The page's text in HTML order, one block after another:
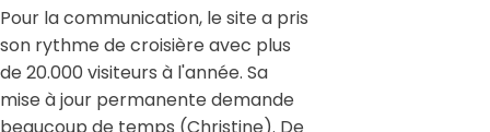
Pour la communication, le site a pris
son rythme de croisière avec plus
de 20.000 visiteurs à l'année. Sa
mise à jour permanente demande